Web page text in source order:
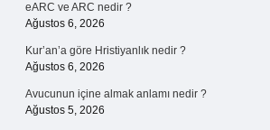
eARC ve ARC nedir ?
Ağustos 6, 2026
Kur’an’a göre Hristiyanlık nedir ?
Ağustos 6, 2026
Avucunun içine almak anlamı nedir ?
Ağustos 5, 2026